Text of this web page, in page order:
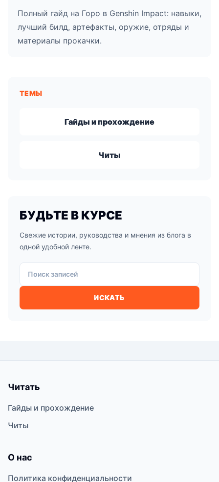
Полный гайд на Горо в Genshin Impact: навыки,
лучший билд, артефакты, оружие, отряды и
материалы прокачки.
ТЕМЫ
Гайды и прохождение
Читы
БУДЬТЕ В КУРСЕ
Свежие истории, руководства и мнения из блога в
одной удобной ленте.
Поиск записей
ИСКАТЬ
Читать
Гайды и прохождение
Читы
О нас
Политика конфиденциальности